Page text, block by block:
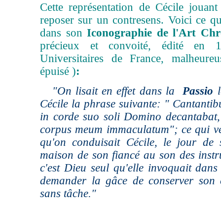
Cette représentation de Cécile
reposer sur un contresens. Voici ce
dans son Iconographie de l'Art
précieux et convoité, édité en
Universitaires de France,
épuisé ):
"On lisait en effet dans la
Passio
Cécile la phrase suivante: "
in corde suo soli Domino
corpus meum immaculatum"; ce qui
qu'on conduisait Cécile, le jour de
maison de son fiancé au son des
c'est Dieu seul qu'elle invoquait
demander la gâce de conserver
sans tâche."